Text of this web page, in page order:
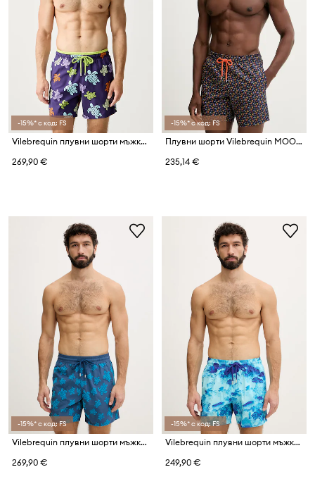
-15%* с код: FS
Vilebrequin плувни шорти мъжки MOKA
269,90 €
-15%* с код: FS
Плувни шорти Vilebrequin MOOREA
235,14 €
-15%* с код: FS
Vilebrequin плувни шорти мъжки MOOREA
269,90 €
-15%* с код: FS
Vilebrequin плувни шорти мъжки MOORISE
249,90 €